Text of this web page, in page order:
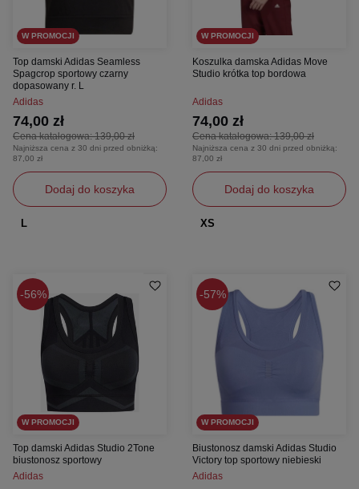
W PROMOCJI
Top damski Adidas Seamless
Spagcrop sportowy czarny
dopasowany r. L
Adidas
Cena katalogowa:139,00 zł
74,00 zł
Najniższa cena z 30 dni przed obniżką:
87,00 zł
Dodaj do koszyka
L
W PROMOCJI
Koszulka damska Adidas Move
Studio krótka top bordowa
Adidas
Cena katalogowa:139,00 zł
74,00 zł
Najniższa cena z 30 dni przed obniżką:
87,00 zł
Dodaj do koszyka
XS
56%
W PROMOCJI
Top damski Adidas Studio 2Tone
biustonosz sportowy
Adidas
57%
W PROMOCJI
Biustonosz damski Adidas Studio
Victory top sportowy niebieski
Adidas